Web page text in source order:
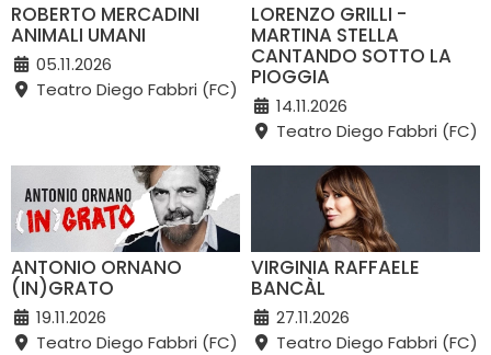
ROBERTO MERCADINI
ANIMALI UMANI
05.11.2026
Teatro Diego Fabbri (FC)
LORENZO GRILLI -
MARTINA STELLA
CANTANDO SOTTO LA
PIOGGIA
14.11.2026
Teatro Diego Fabbri (FC)
ANTONIO ORNANO
(IN)GRATO
19.11.2026
Teatro Diego Fabbri (FC)
VIRGINIA RAFFAELE
BANCÀL
27.11.2026
Teatro Diego Fabbri (FC)